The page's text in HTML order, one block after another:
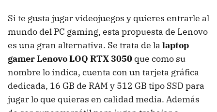
Si te gusta jugar videojuegos y quieres entrarle al
mundo del PC gaming, esta propuesta de Lenovo
es una gran alternativa. Se trata de la laptop
gamer Lenovo LOQ RTX 3050 que como su
nombre lo indica, cuenta con un tarjeta gráfica
dedicada, 16 GB de RAM y 512 GB tipo SSD para
jugar lo que quieras en calidad media. Además